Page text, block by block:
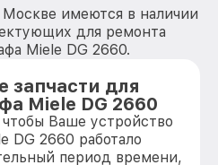
имеются в наличии
для ремонта
Miele DG 2660.
запчасти для
Miele DG 2660
Ваше устройство
DG 2660 работало
период времени,